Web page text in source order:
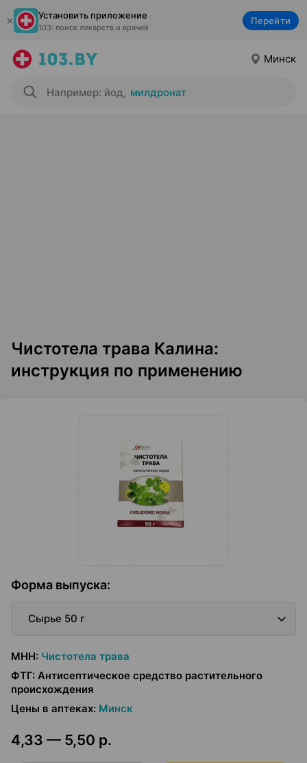
Установить приложение
103: поиск лекарств и врачей
Перейти
Минск
Например: йод, милдронат
Чистотела трава Калина:
инструкция по применению
Форма выпуска:
Сырье 50 г
МНН: Чистотела трава
ФТГ: Антисептическое средство растительного
происхождения
Цены в аптеках: Минск
4,33 — 5,50 р.